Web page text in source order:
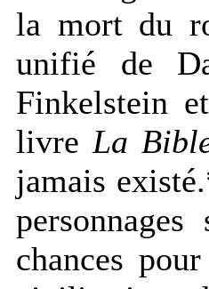
la mort du
unifié de
Finkelstein
livre La
jamais
chances